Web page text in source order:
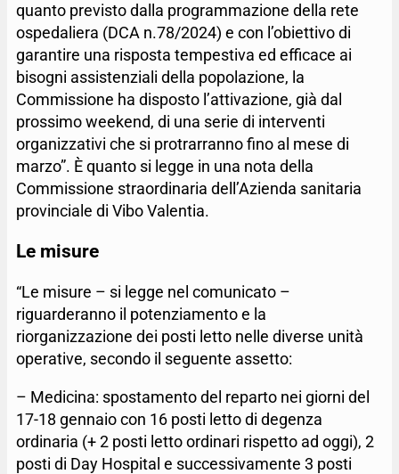
quanto previsto dalla programmazione della rete
ospedaliera (DCA n.78/2024) e con l’obiettivo di
garantire una risposta tempestiva ed efficace ai
bisogni assistenziali della popolazione, la
Commissione ha disposto l’attivazione, già dal
prossimo weekend, di una serie di interventi
organizzativi che si protrarranno fino al mese di
marzo”. È quanto si legge in una nota della
Commissione straordinaria dell’Azienda sanitaria
provinciale di Vibo Valentia.
Le misure
“Le misure – si legge nel comunicato –
riguarderanno il potenziamento e la
riorganizzazione dei posti letto nelle diverse unità
operative, secondo il seguente assetto:
– Medicina: spostamento del reparto nei giorni del
17-18 gennaio con 16 posti letto di degenza
ordinaria (+ 2 posti letto ordinari rispetto ad oggi), 2
posti di Day Hospital e successivamente 3 posti